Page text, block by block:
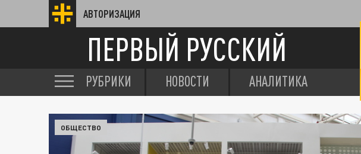
АВТОРИЗАЦИЯ
ПЕРВЫЙ РУССКИЙ
РУБРИКИ НОВОСТИ АНАЛИТИКА
ОБЩЕСТВО